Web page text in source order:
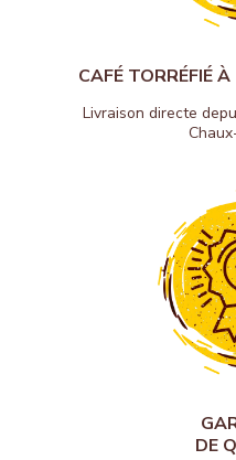
CAFÉ TORRÉFIÉ
Livraison directe
DE